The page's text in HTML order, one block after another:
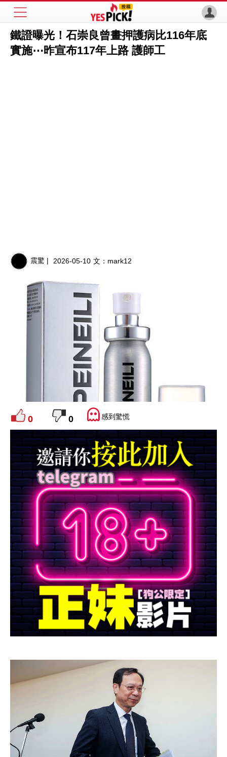
鐵證曝光！石崇良曾畫押護病比116年底
實施⋯昨宣布117年上路 護師工
震驚 | 2026-05-10 文： mark12
0 0 感到驚慌